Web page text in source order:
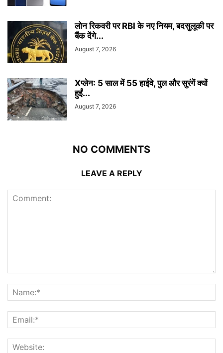
लोन रिकवरी पर RBI के नए नियम, बदसुलूकी पर
बैंक देंगे...
August 7, 2026
Xप्लेन: 5 साल में 55 हाईवे, पुल और सुरंगें क्यों
हुईं...
August 7, 2026
NO COMMENTS
LEAVE A REPLY